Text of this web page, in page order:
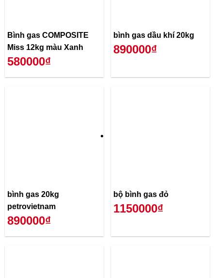
Bình gas COMPOSITE
Miss 12kg màu Xanh
580000₫
bình gas dầu khí 20kg
890000₫
bình gas 20kg
petrovietnam
890000₫
bộ bình gas đỏ
1150000₫